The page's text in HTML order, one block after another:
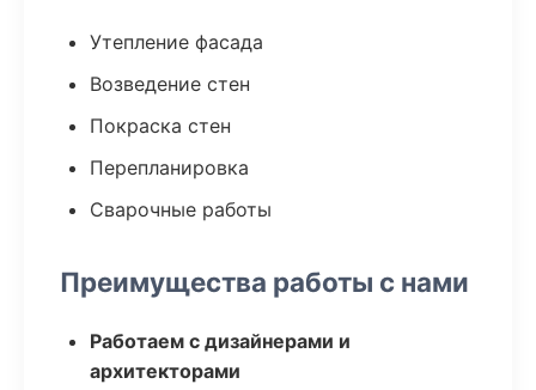
Утепление фасада
Возведение стен
Покраска стен
Перепланировка
Сварочные работы
Преимущества работы с нами
Работаем с дизайнерами и
архитекторами